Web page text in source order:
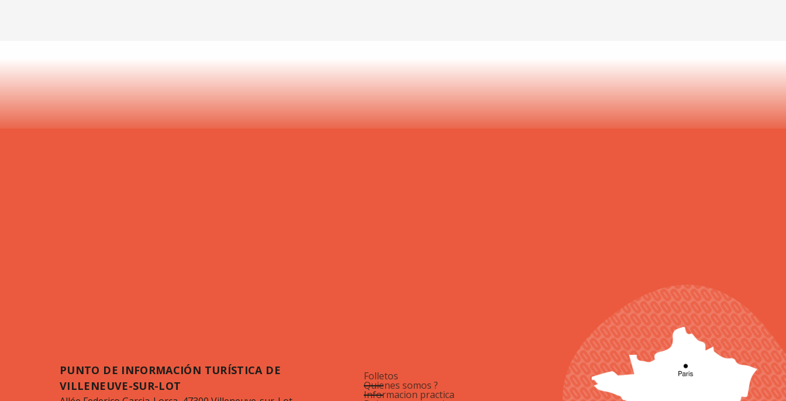
PUNTO DE INFORMACIÓN TURÍSTICA DE
VILLENEUVE-SUR-LOT
Folletos
Quienes somos ?
Informacion practica